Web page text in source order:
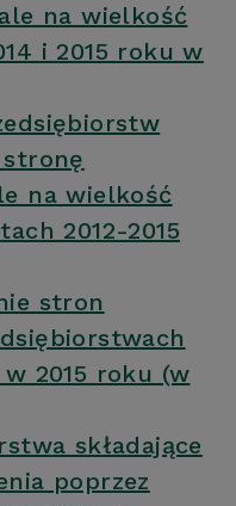
na wielkość
i 2015 roku w
stronę
na wielkość
2012-2015
stron
2015 roku (w
składające
poprzez